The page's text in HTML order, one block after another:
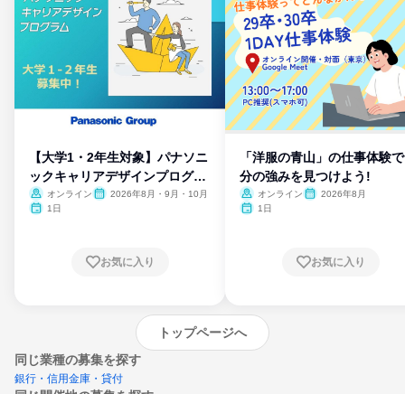
【大学1・2年生対象】パナソニ
ックキャリアデザインプログラ
ム
オンライン
2026年8月・9月・10月
1日
お気に入り
「洋服の青山」の仕事体験
分の強みを見つけよう!
オンライン
2026年8月
1日
お気に入り
トップページへ
同じ業種の募集を探す
銀行・信用金庫・貸付